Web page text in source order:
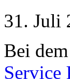
31. Juli
Bei dem
Service